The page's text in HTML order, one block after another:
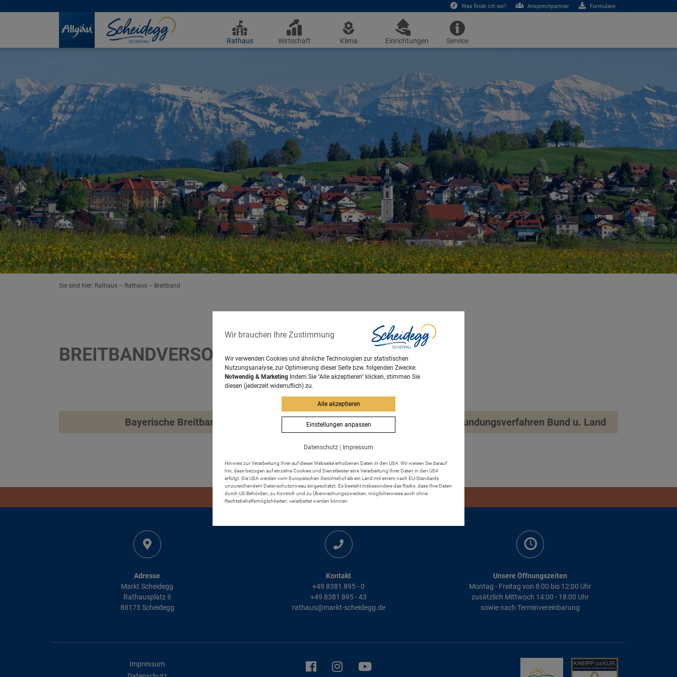
Was finde ich wo? Ansprechpartner Formulare
Rathaus Wirtschaft Klima Einrichtungen Service
Sie sind hier: Rathaus Rathaus Breitband
BREITBANDVERSORGUNG SCHEIDEGG
Bayerische Breitbandförderung Kombiniertes Markterkundungsverfahren Bund u. Land
Adresse
Markt Scheidegg
Rathausplatz 6
88175 Scheidegg
Kontakt
+49 8381 895 - 0
+49 8381 895 - 43
rathaus@markt-scheidegg.de
Unsere Öffnungszeiten
Montag - Freitag von 8:00 bis 12:00 Uhr
zusätzlich Mittwoch 14:00 - 18:00 Uhr
sowie nach Terminvereinbarung
Impressum
Wir brauchen Ihre Zustimmung
Wir verwenden Cookies und ähnliche Technologien zur statistischen
Nutzungsanalyse, zur Optimierung dieser Seite bzw. folgenden Zwecke:
Notwendig & Marketing Indem Sie "Alle akzeptieren" klicken, stimmen Sie
diesen (jederzeit widerruflich) zu.
Alle akzeptieren
Einstellungen anpassen
Datenschutz Impressum
Hinweis zur Verarbeitung Ihrer auf dieser Webseite erhobenen Daten in den USA: Wir weisen Sie darauf
hin, dass bezogen auf einzelne Cookies und Dienstleister eine Verarbeitung Ihrer Daten in den USA
erfolgt. Die USA werden vom Europäischen Gerichtshof als ein Land mit einem nach EU-Standards
unzureichendem Datenschutzniveau eingeschätzt. Es besteht insbesondere das Risiko, dass Ihre Daten
durch US-Behörden, zu Kontroll- und zu Überwachungszwecken, möglicherweise auch ohne
Rechtsbehelfsmöglichkeiten, verarbeitet werden können.